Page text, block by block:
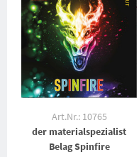
Art.Nr.: 10765
der materialspezialist
Belag Spinfire